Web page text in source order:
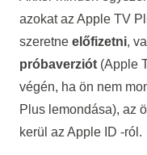
azokat az Apple TV
szeretne előfizetni,
próbaverziót(Apple
végén, ha ön nem
Plus lemondása), az
kerül az Apple ID -ról.